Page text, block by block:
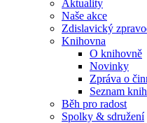
Aktuality
Naše akce
Zdislavický
Knihovna
O knihovně
Novinky
Zpráva o
Seznam knih
Běh pro radost
Spolky & sdružení